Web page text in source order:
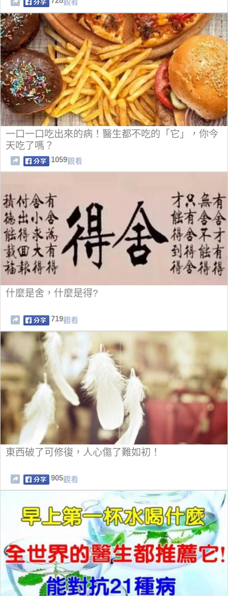
觀看
一口一口吃出來的病！醫生都不吃的「它」，你今
天吃了嗎？
1059觀看
什麼是舍，什麼是得?
719觀看
東西破了可修復，人心傷了難如初！
905觀看